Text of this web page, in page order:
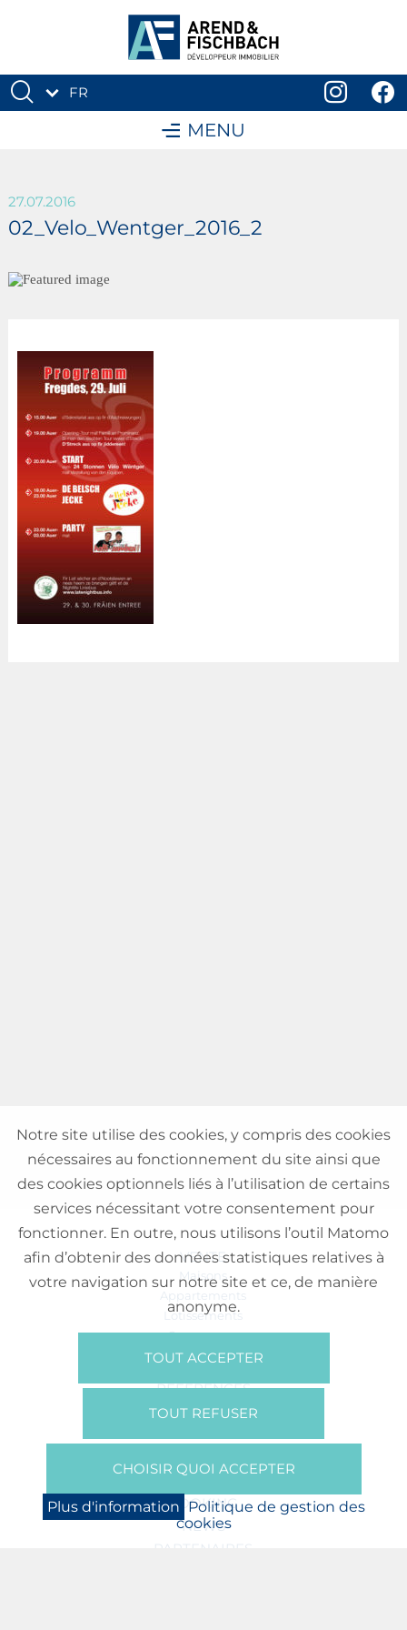
FR
MENU
27.07.2016
02_Velo_Wentger_2016_2
VENTE
Maisons
Appartements
Lotissements
Commerces
Bureaux
RÉFÉRENCES
SUR NOUS
Presse
BOOKING
NEWS
PARTENAIRES
Notre site utilise des cookies, y compris des cookies
nécessaires au fonctionnement du site ainsi que
des cookies optionnels liés à l’utilisation de certains
services nécessitant votre consentement pour
fonctionner. En outre, nous utilisons l’outil Matomo
afin d’obtenir des données statistiques relatives à
votre navigation sur notre site et ce, de manière
anonyme.
TOUT ACCEPTER
TOUT REFUSER
CHOISIR QUOI ACCEPTER
Plus d'information Politique de gestion des
cookies